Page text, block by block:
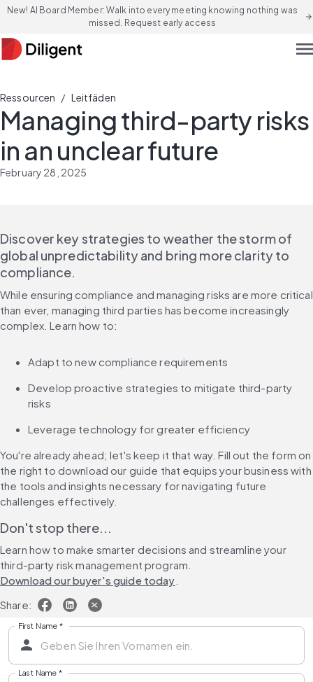
New! AI Board Member: Walk into every meeting knowing nothing was
missed. Request early access
arrow_forward
Ressourcen / Leitfäden
Managing third-party risks
in an unclear future
February 28, 2025
Discover key strategies to weather the storm of
global unpredictability and bring more clarity to
compliance.
While ensuring compliance and managing risks are more critical
than ever, managing third parties has become increasingly
complex. Learn how to:
Adapt to new compliance requirements
Develop proactive strategies to mitigate third-party
risks
Leverage technology for greater efficiency
You're already ahead; let's keep it that way. Fill out the form on
the right to download our guide that equips your business with
the tools and insights necessary for navigating future
challenges effectively.
Don't stop there...
Learn how to make smarter decisions and streamline your
third-party risk management program.
Download our buyer's guide today
Share:
First Name *
Last Name *